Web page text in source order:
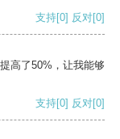
支持[0] 反对[0]
高了50%，让我能够
支持[0] 反对[0]